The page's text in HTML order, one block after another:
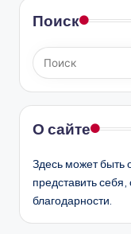
Поиск
О сайте
Здесь может быть
представить
благодарности.